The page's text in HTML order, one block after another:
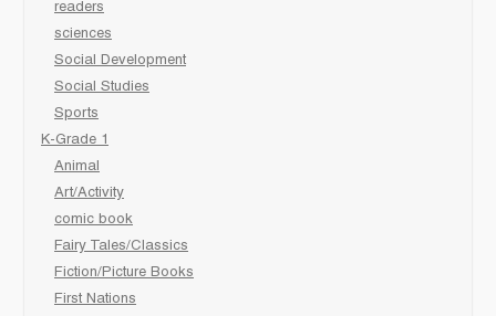
readers
sciences
Social Development
Social Studies
Sports
K-Grade 1
Animal
Art/Activity
comic book
Fairy Tales/Classics
Fiction/Picture Books
First Nations